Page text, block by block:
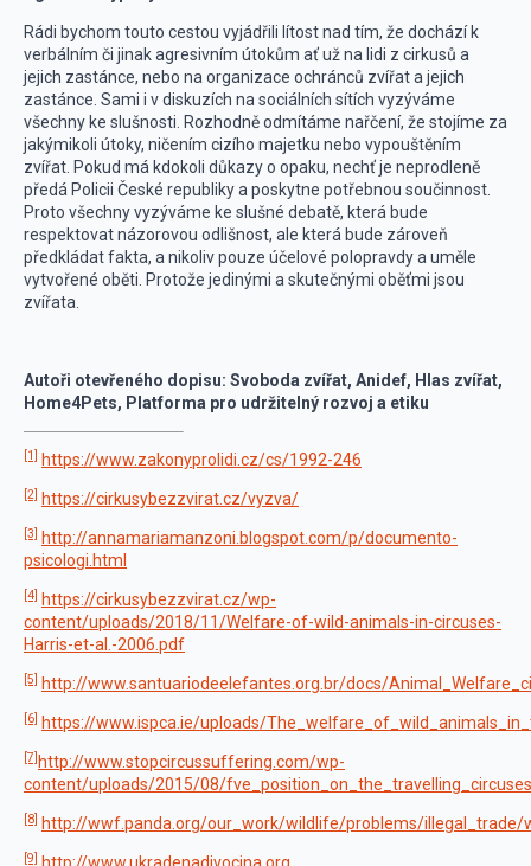
Rádi bychom touto cestou vyjádřili lítost nad tím, že dochází k
verbálním či jinak agresivním útokům ať už na lidi z cirkusů a
jejich zastánce, nebo na organizace ochránců zvířat a jejich
zastánce. Sami i v diskuzích na sociálních sítích vyzýváme
všechny ke slušnosti. Rozhodně odmítáme nařčení, že stojíme za
jakýmikoli útoky, ničením cizího majetku nebo vypouštěním
zvířat. Pokud má kdokoli důkazy o opaku, nechť je neprodleně
předá Policii České republiky a poskytne potřebnou součinnost.
Proto všechny vyzýváme ke slušné debatě, která bude
respektovat názorovou odlišnost, ale která bude zároveň
předkládat fakta, a nikoliv pouze účelové polopravdy a uměle
vytvořené oběti. Protože jedinými a skutečnými oběťmi jsou
zvířata.
Autoři otevřeného dopisu: Svoboda zvířat, Anidef, Hlas zvířat,
Home4Pets, Platforma pro udržitelný rozvoj a etiku
[1] https://www.zakonyprolidi.cz/cs/1992-246
[2] https://cirkusybezzvirat.cz/vyzva/
[3] http://annamariamanzoni.blogspot.com/p/documento-
psicologi.html
[4] https://cirkusybezzvirat.cz/wp-
content/uploads/2018/11/Welfare-of-wild-animals-in-circuses-
Harris-et-al.-2006.pdf
[5] http://www.santuariodeelefantes.org.br/docs/
[6] https://www.ispca.ie/uploads/
[7] http://www.stopcircussuffering.com/wp-
content/uploads/2015/08/
[8] http://wwf.panda.org/our_work/wildlife/problems/
[9]